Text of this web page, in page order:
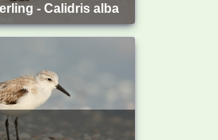
- Calidris alba